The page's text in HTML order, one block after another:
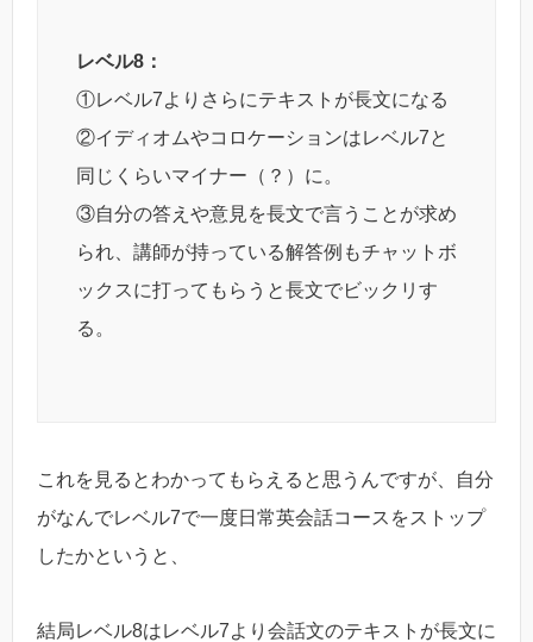
レベル8：
①レベル7よりさらにテキストが長文になる
②イディオムやコロケーションはレベル7と
同じくらいマイナー（？）に。
③自分の答えや意見を長文で言うことが求め
られ、講師が持っている解答例もチャットボ
ックスに打ってもらうと長文でビックリす
る。
これを見るとわかってもらえると思うんですが、自分
がなんでレベル7で一度日常英会話コースをストップ
したかというと、
結局レベル8はレベル7より会話文のテキストが長文に